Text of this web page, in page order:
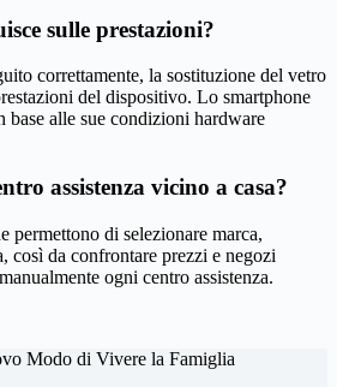
sulle prestazioni?
correttamente, la sostituzione del vetro
del dispositivo. Lo smartphone
base alle sue condizioni hardware
assistenza vicino a casa?
permettono di selezionare marca,
così da confrontare prezzi e negozi
ogni centro assistenza.
Modo di Vivere la Famiglia